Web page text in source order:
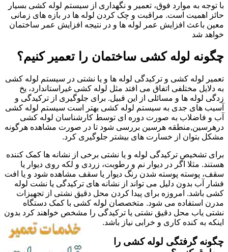
با توجه به موارد فوق، تعمیر و نگهداری از سیستم لوله کشی بسیار
حائز اهمیت است. مراقبت و چک کردن لوله ها در بازه های زمانی
معین باعث افزایش عمر لوله ها و در نتیجه افزایش عمر ساختمان
خواهد شد
چگونه لوله کشی ساختمان را تعمیر کنیم؟
تعمیر لوله کشی و ترکیدگی لوله ها و یا نشتی در سیستم لوله کشی
به دلایل مختلفی اتفاق می افتد مثل لوله کشی غیراستاندارد، یخ
زدگی لوله ها و مسائلی از این قبیل. برای جلوگیری از ترکیدگی و
آسیب های جدی به سیستم لوله کشی بهتر است سیستم لوله کشی
آب و فاضلاب به صورت دوره ای توسط کارشناسان لوله کشی
درهرسین,منطقه هرسین بررسی شود تا در صورت مشاهده هرگونه
مشکل بتوان از خسارت های بیشتر جلوگیری کرد.
برای تشخیص ترکیدگی لوله و یا نشتی برخی از نشانه ها کمک کننده
هستند. مثلا اگر در دیوار نم و رطوبت، زردی و لکه روی دیوار یا
سقف، پوسته پوسته شدن رنگ دیوار یا سقف مشاهده شود و یا افت
فشار آب بدون دلیل می تواند از نشانه های ترکیدگی یا نشت لوله
کشی باشد. امروزه برای پیدا کردن محل دقیق نشتی از تجهیزات
مدرن استفاده می شود. متخصصان لوله کشی با کمک دستگاه
نشتی یاب محل دقیق نشتی یا ترکیدگی را مشخص خواهند کرد بدون
اینکه به کنده کاری و خرابی نیاز باشد.
چگونه گرفتگی لوله کشی را